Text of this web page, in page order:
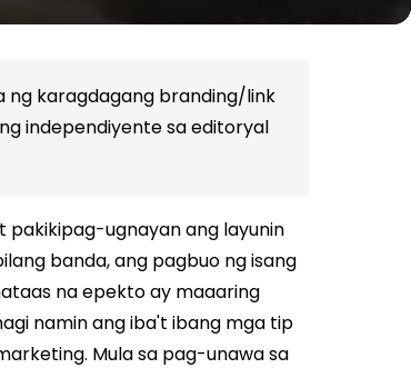
ng karagdagang branding/link
independiyente sa editoryal
pakikipag-ugnayan ang layunin
banda, ang pagbuo ng isang
na epekto ay maaaring
namin ang iba't ibang mga tip
Mula sa pag-unawa sa